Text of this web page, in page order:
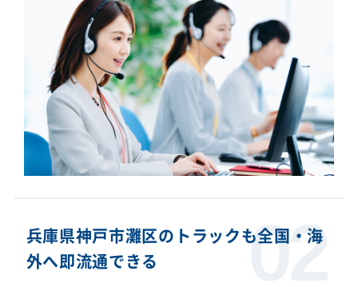
兵庫県神戸市灘区のトラックも全国・海
外へ即流通できる